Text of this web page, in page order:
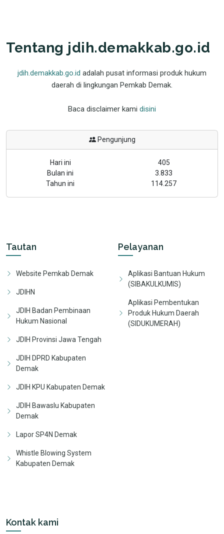
Tentang jdih.demakkab.go.id
jdih.demakkab.go.id adalah pusat informasi produk hukum
daerah di lingkungan Pemkab Demak.
Baca disclaimer kami disini
Pengunjung
Hari ini
405
Bulan ini
3.833
Tahun ini
114.257
Tautan
Website Pemkab Demak
JDIHN
JDIH Badan Pembinaan
Hukum Nasional
JDIH Provinsi Jawa Tengah
JDIH DPRD Kabupaten
Demak
JDIH KPU Kabupaten Demak
JDIH Bawaslu Kabupaten
Demak
Lapor SP4N Demak
Whistle Blowing System
Kabupaten Demak
Pelayanan
Aplikasi Bantuan Hukum
(SIBAKULKUMIS)
Aplikasi Pembentukan
Produk Hukum Daerah
(SIDUKUMERAH)
Kontak kami